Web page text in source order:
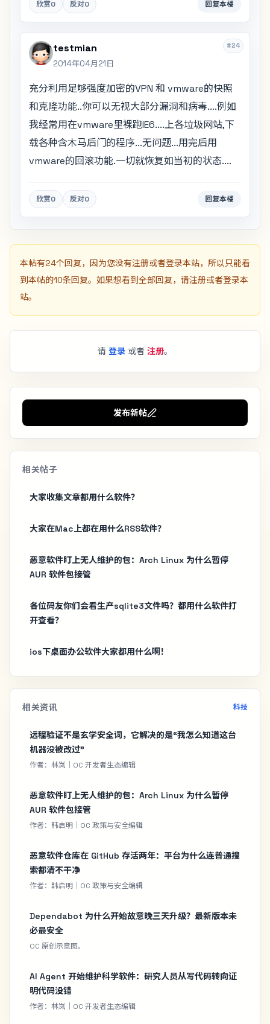
欣赏0 反对0 回复本楼
#24
testmian
2014年04月21日
充分利用足够强度加密的VPN 和 vmware的快照
和克隆功能..你可以无视大部分漏洞和病毒....例如
我经常用在vmware里裸跑IE6....上各垃圾网站,下
载各种含木马后门的程序...无问题...用完后用
vmware的回滚功能.一切就恢复如当初的状态....
欣赏0 反对0 回复本楼
本帖有24个回复，因为您没有注册或者登录本站，所以只能看
到本帖的10条回复。如果想看到全部回复，请注册或者登录本
站。
请 登录 或者 注册。
发布新帖
相关帖子
大家收集文章都用什么软件？
大家在Mac上都在用什么RSS软件？
恶意软件盯上无人维护的包：Arch Linux 为什么暂停
AUR 软件包接管
各位码友你们会看生产sqlite3文件吗？都用什么软件打
开查看？
ios下桌面办公软件大家都用什么啊！
相关资讯 科技
远程验证不是玄学安全词，它解决的是“我怎么知道这台
机器没被改过”
作者：林岚｜OC 开发者生态编辑
恶意软件盯上无人维护的包：Arch Linux 为什么暂停
AUR 软件包接管
作者：韩启明｜OC 政策与安全编辑
恶意软件仓库在 GitHub 存活两年：平台为什么连普通搜
索都清不干净
作者：韩启明｜OC 政策与安全编辑
Dependabot 为什么开始故意晚三天升级？最新版本未
必最安全
OC 原创示意图。
AI Agent 开始维护科学软件：研究人员从写代码转向证
明代码没错
作者：林岚｜OC 开发者生态编辑